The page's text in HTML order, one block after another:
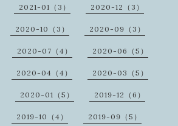
2021-01（3） 2020-12（3）
2020-10（3） 2020-09（3）
2020-07（4） 2020-06（5）
2020-04（4） 2020-03（5）
2020-01（5） 2019-12（6）
2019-10（4） 2019-09（5）